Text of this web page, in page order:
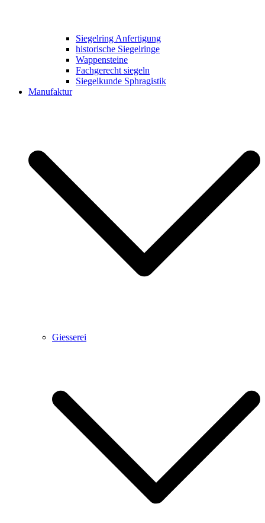
Siegelring Anfertigung
historische Siegelringe
Wappensteine
Fachgerecht siegeln
Siegelkunde Sphragistik
Manufaktur
Giesserei